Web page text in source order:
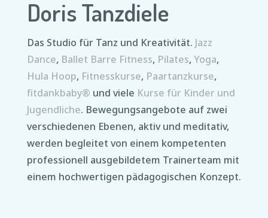
Doris Tanzdiele
Das Studio für Tanz und Kreativität. Jazz
Dance, Ballet Barre Fitness, Pilates, Yoga,
Hula Hoop, Fitnesskurse, Paartanzkurse,
fitdankbaby® und viele Kurse für Kinder und
Jugendliche. Bewegungsangebote auf zwei
verschiedenen Ebenen, aktiv und meditativ,
werden begleitet von einem kompetenten
professionell ausgebildetem Trainerteam mit
einem hochwertigen pädagogischen Konzept.